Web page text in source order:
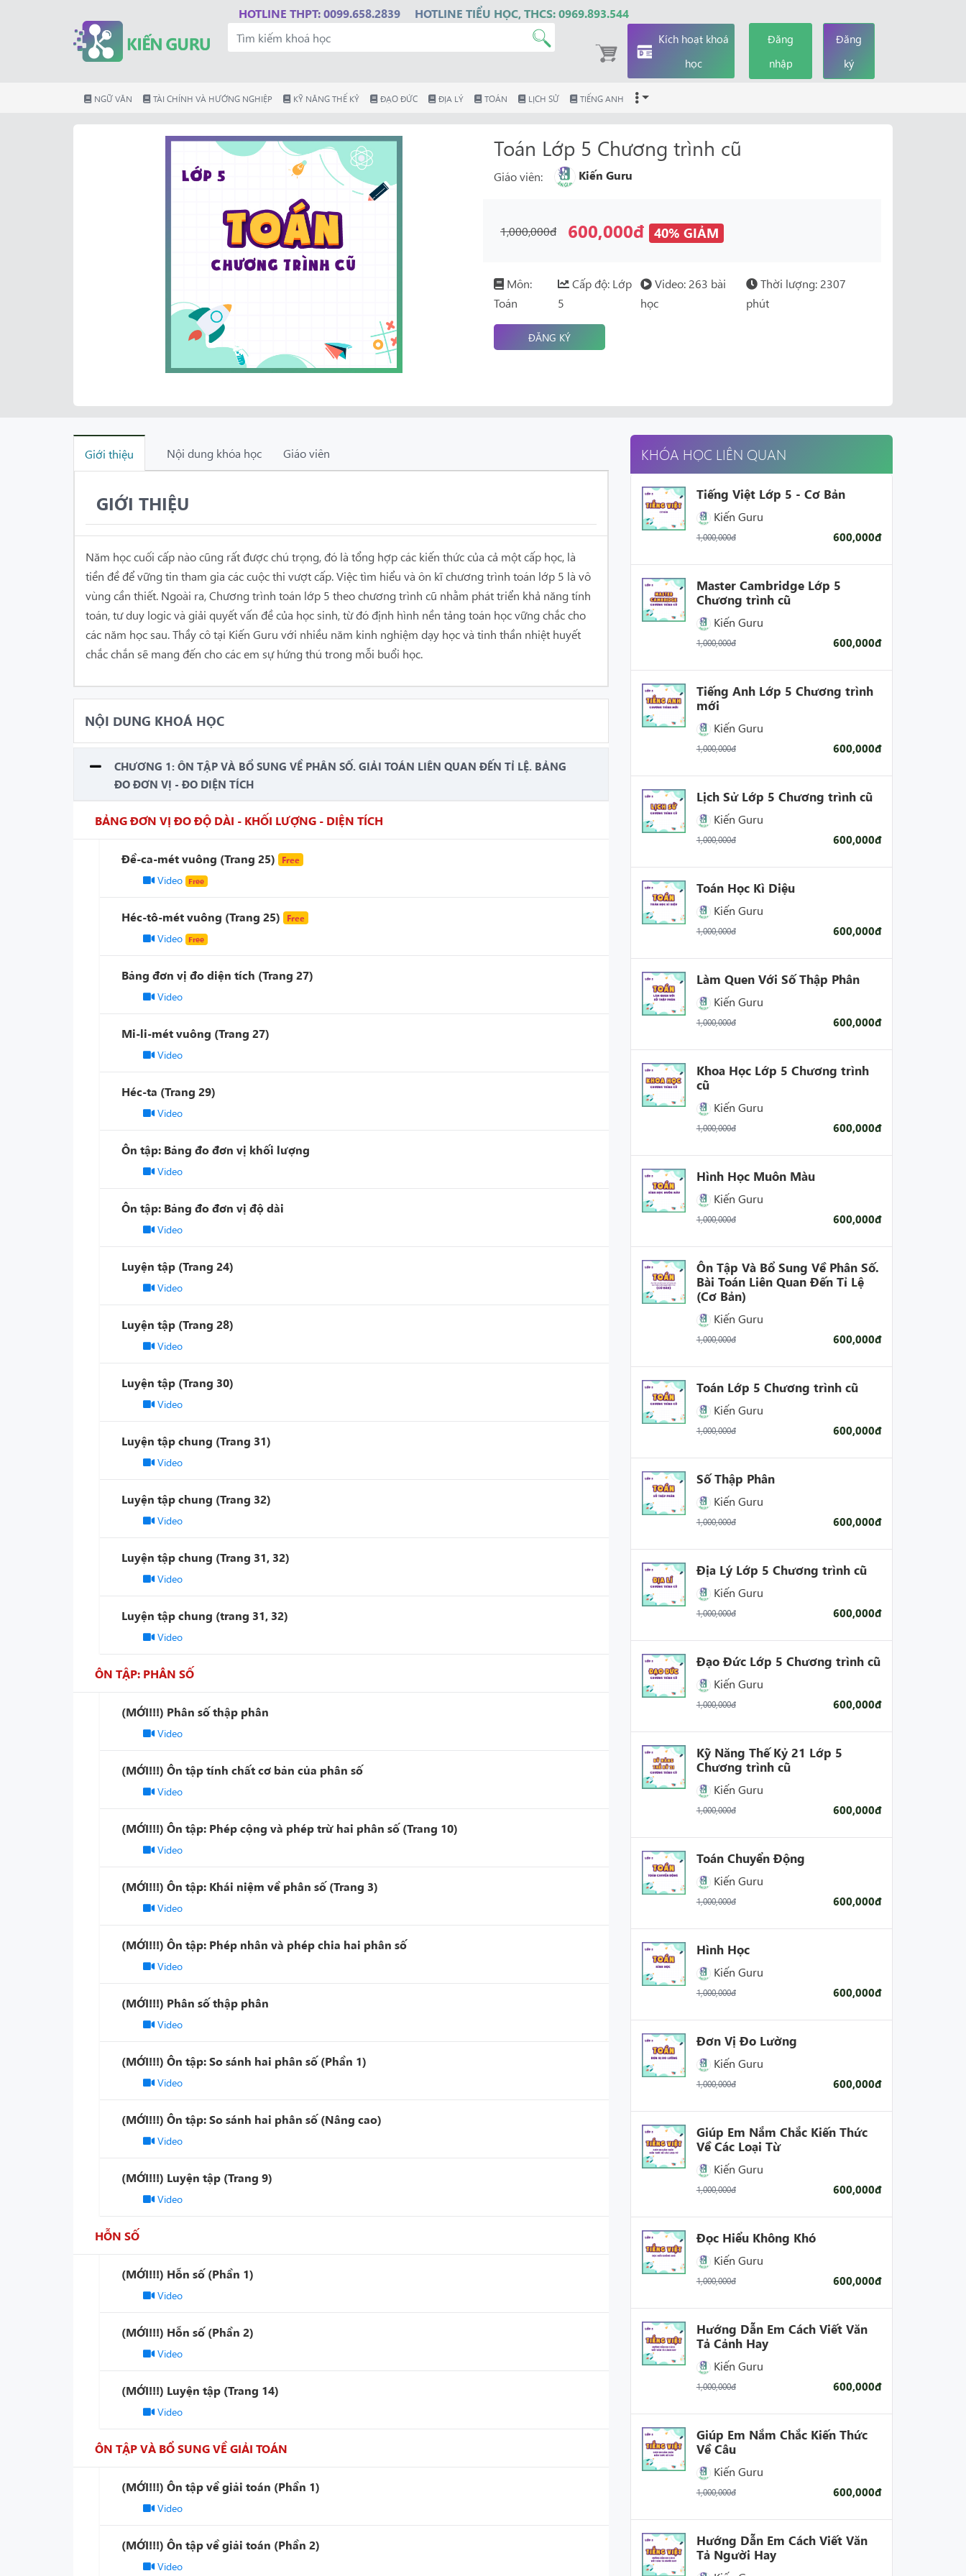
HOTLINE THPT: 0099.658.2839 HOTLINE TIỂU HỌC, THCS: 0969.893.544
Kích hoạt khoá
học
Đăng
nhập
Đăng
ký
NGỮ VĂN TÀI CHÍNH VÀ HƯỚNG NGHIỆP KỸ NĂNG THẾ KỶ ĐẠO ĐỨC ĐỊA LÝ TOÁN LỊCH SỬ TIẾNG ANH
Toán Lớp 5 Chương trình cũ
Giáo viên: Kiến Guru
1,000,000đ 600,000đ 40% GIẢM
Môn:
Toán
Cấp độ: Lớp
5
Video: 263 bài
học
Thời lượng: 2307
phút
ĐĂNG KÝ
Giới thiệu Nội dung khóa học Giáo viên
GIỚI THIỆU
Năm học cuối cấp nào cũng rất được chú trọng, đó là tổng hợp các kiến thức của cả một cấp học, là
tiền đề để vững tin tham gia các cuộc thi vượt cấp. Việc tìm hiểu và ôn kĩ chương trình toán lớp 5 là vô
vùng cần thiết. Ngoài ra, Chương trình toán lớp 5 theo chương trình cũ nhằm phát triển khả năng tính
toán, tư duy logic và giải quyết vấn đề của học sinh, từ đó định hình nền tảng toán học vững chắc cho
các năm học sau. Thầy cô tại Kiến Guru với nhiều năm kinh nghiệm dạy học và tinh thần nhiệt huyết
chắc chắn sẽ mang đến cho các em sự hứng thú trong mỗi buổi học.
NỘI DUNG KHOÁ HỌC
CHƯƠNG 1: ÔN TẬP VÀ BỔ SUNG VỀ PHÂN SỐ. GIẢI TOÁN LIÊN QUAN ĐẾN TỈ LỆ. BẢNG
ĐO ĐƠN VỊ - ĐO DIỆN TÍCH
BẢNG ĐƠN VỊ ĐO ĐỘ DÀI - KHỐI LƯỢNG - DIỆN TÍCH
Đề-ca-mét vuông (Trang 25) Free
Video Free
Héc-tô-mét vuông (Trang 25) Free
Video Free
Bảng đơn vị đo diện tích (Trang 27)
Video
Mi-li-mét vuông (Trang 27)
Video
Héc-ta (Trang 29)
Video
Ôn tập: Bảng đo đơn vị khối lượng
Video
Ôn tập: Bảng đo đơn vị độ dài
Video
Luyện tập (Trang 24)
Video
Luyện tập (Trang 28)
Video
Luyện tập (Trang 30)
Video
Luyện tập chung (Trang 31)
Video
Luyện tập chung (Trang 32)
Video
Luyện tập chung (Trang 31, 32)
Video
Luyện tập chung (trang 31, 32)
Video
ÔN TẬP: PHÂN SỐ
(MỚI!!!) Phân số thập phân
Video
(MỚI!!!) Ôn tập tính chất cơ bản của phân số
Video
(MỚI!!!) Ôn tập: Phép cộng và phép trừ hai phân số (Trang 10)
Video
(MỚI!!!) Ôn tập: Khái niệm về phân số (Trang 3)
Video
(MỚI!!!) Ôn tập: Phép nhân và phép chia hai phân số
Video
(MỚI!!!) Phân số thập phân
Video
(MỚI!!!) Ôn tập: So sánh hai phân số (Phần 1)
Video
(MỚI!!!) Ôn tập: So sánh hai phân số (Nâng cao)
Video
(MỚI!!!) Luyện tập (Trang 9)
Video
HỖN SỐ
(MỚI!!!) Hỗn số (Phần 1)
Video
(MỚI!!!) Hỗn số (Phần 2)
Video
(MỚI!!!) Luyện tập (Trang 14)
Video
ÔN TẬP VÀ BỔ SUNG VỀ GIẢI TOÁN
(MỚI!!!) Ôn tập về giải toán (Phần 1)
Video
(MỚI!!!) Ôn tập về giải toán (Phần 2)
Video
KHÓA HỌC LIÊN QUAN
Tiếng Việt Lớp 5 - Cơ Bản
Kiến Guru
1,000,000đ 600,000đ
Master Cambridge Lớp 5
Chương trình cũ
Kiến Guru
1,000,000đ 600,000đ
Tiếng Anh Lớp 5 Chương trình
mới
Kiến Guru
1,000,000đ 600,000đ
Lịch Sử Lớp 5 Chương trình cũ
Kiến Guru
1,000,000đ 600,000đ
Toán Học Kì Diệu
Kiến Guru
1,000,000đ 600,000đ
Làm Quen Với Số Thập Phân
Kiến Guru
1,000,000đ 600,000đ
Khoa Học Lớp 5 Chương trình
cũ
Kiến Guru
1,000,000đ 600,000đ
Hình Học Muôn Màu
Kiến Guru
1,000,000đ 600,000đ
Ôn Tập Và Bổ Sung Về Phân Số.
Bài Toán Liên Quan Đến Tỉ Lệ
(Cơ Bản)
Kiến Guru
1,000,000đ 600,000đ
Toán Lớp 5 Chương trình cũ
Kiến Guru
1,000,000đ 600,000đ
Số Thập Phân
Kiến Guru
1,000,000đ 600,000đ
Địa Lý Lớp 5 Chương trình cũ
Kiến Guru
1,000,000đ 600,000đ
Đạo Đức Lớp 5 Chương trình cũ
Kiến Guru
1,000,000đ 600,000đ
Kỹ Năng Thế Kỷ 21 Lớp 5
Chương trình cũ
Kiến Guru
1,000,000đ 600,000đ
Toán Chuyển Động
Kiến Guru
1,000,000đ 600,000đ
Hình Học
Kiến Guru
1,000,000đ 600,000đ
Đơn Vị Đo Lường
Kiến Guru
1,000,000đ 600,000đ
Giúp Em Nắm Chắc Kiến Thức
Về Các Loại Từ
Kiến Guru
1,000,000đ 600,000đ
Đọc Hiểu Không Khó
Kiến Guru
1,000,000đ 600,000đ
Hướng Dẫn Em Cách Viết Văn
Tả Cảnh Hay
Kiến Guru
1,000,000đ 600,000đ
Giúp Em Nắm Chắc Kiến Thức
Về Câu
Kiến Guru
1,000,000đ 600,000đ
Hướng Dẫn Em Cách Viết Văn
Tả Người Hay